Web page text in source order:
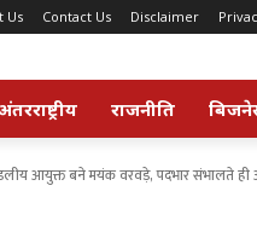
Us Contact Us Disclaimer
राजनीति
आयुक्त बने मयंक वरवड़े, पदभार संभालते ही